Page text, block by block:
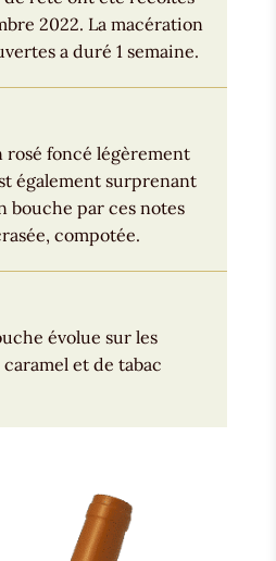
2022. La macération
a duré 1 semaine.
rosé foncé légèrement
également surprenant
bouche par ces notes
compotée.
évolue sur les
et de tabac